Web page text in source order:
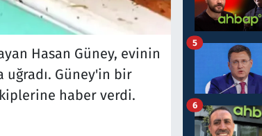
Hasan Güney, evinin
uğradı. Güney'in bir
haber verdi.
5
6